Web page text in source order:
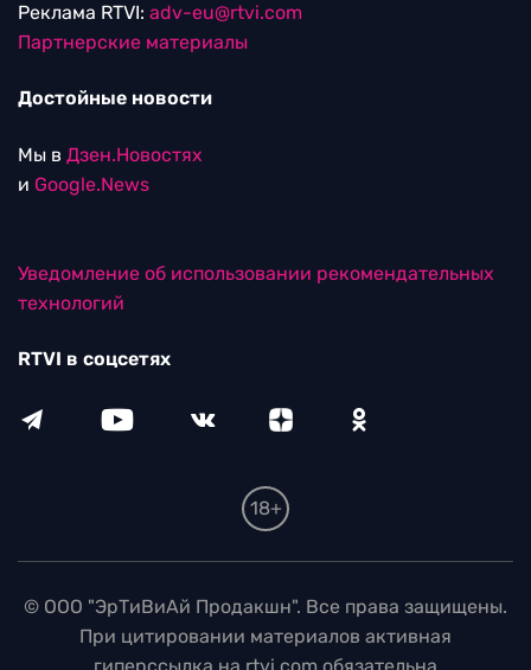
Реклама RTVI: adv-eu@rtvi.com
Партнерские материалы
Достойные новости
Мы в Дзен.Новостях
и Google.News
Уведомление об использовании рекомендательных
технологий
RTVI в соцсетях
18+
© ООО "ЭрТиВиАй Продакшн". Все права защищены.
При цитировании материалов активная